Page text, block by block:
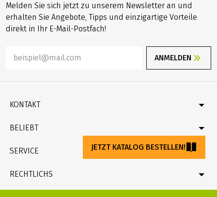
Melden Sie sich jetzt zu unserem Newsletter an und
erhalten Sie Angebote, Tipps und einzigartige Vorteile
direkt in Ihr E-Mail-Postfach!
ANMELDEN
KONTAKT
Kontakt
Newsletter bestellen
Geschenkgutschein bestellen
BELIEBT
Deutschland
Velociped-Original-Touren
Rad & Schiff
SERVICE
Fragen und Antworten (FAQ)
RECHTLICHS
JETZT KATALOG BESTELLEN!